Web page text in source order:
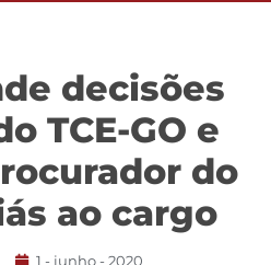
decisões
TCE-GO e
do
ao cargo
1 - junho - 2020